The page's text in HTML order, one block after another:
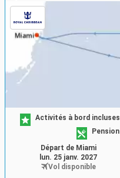
Activités à bord incluses
Départ de Miami
lun. 25 janv. 2027
Vol disponible